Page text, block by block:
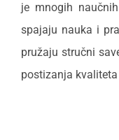
je mnogih
spajaju nauka i
pružaju stručni
postizanja